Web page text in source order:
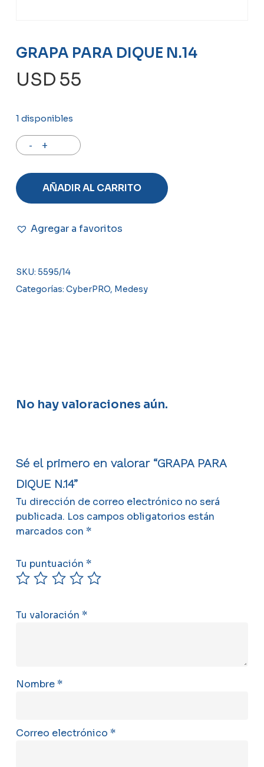
GRAPA PARA DIQUE N.14
USD 55
1 disponibles
AÑADIR AL CARRITO
Agregar a favoritos
SKU: 5595/14
Categorías: CyberPRO, Medesy
No hay valoraciones aún.
Sé el primero en valorar “GRAPA PARA
DIQUE N.14”
Tu dirección de correo electrónico no será
publicada. Los campos obligatorios están
marcados con *
Tu puntuación *
Tu valoración *
Nombre*
Correo electrónico *